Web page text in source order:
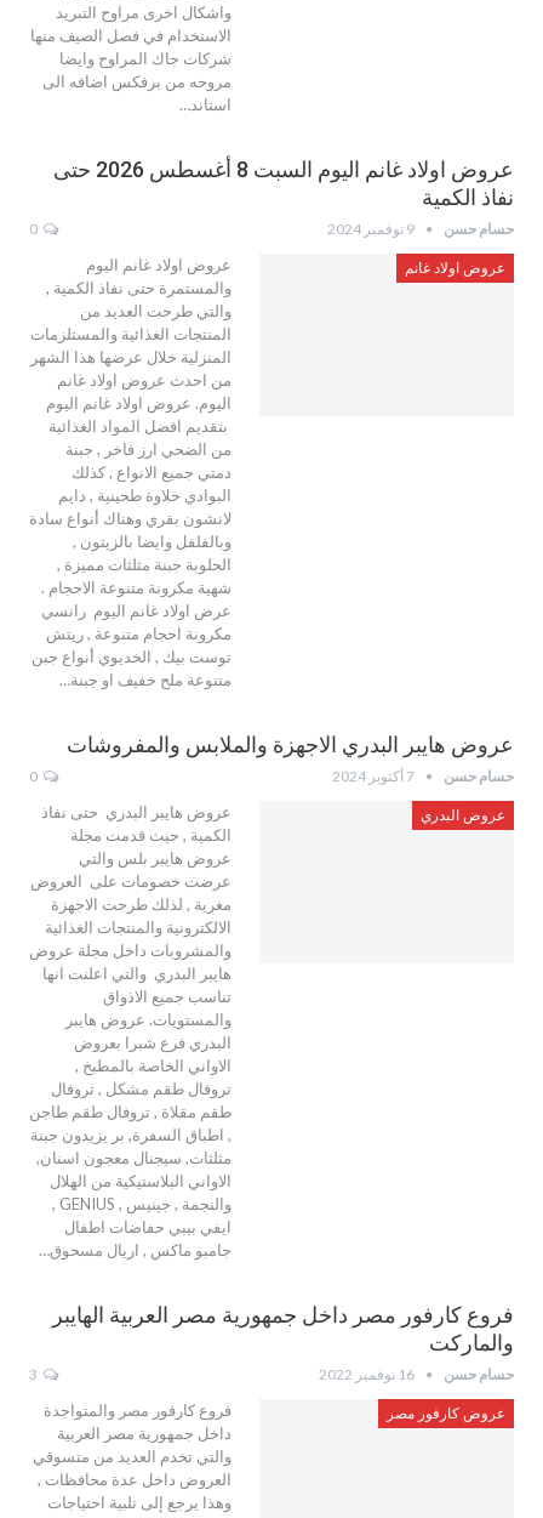
واشكال اخرى مراوح التبريد
الاستخدام في فصل الصيف منها
شركات جاك المراوح وايضا
مروحه من برفكس اضافه الى
استاند…
عروض اولاد غانم اليوم السبت 8 أغسطس 2026 حتى
نفاذ الكمية
حسام حسن 9 نوفمبر 2024
عروض اولاد غانم
عروض اولاد غانم اليوم
والمستمرة حتى نفاذ الكمية ,
والتي طرحت العديد من
المنتجات الغذائية والمستلزمات
المنزلية خلال عرضها هذا الشهر
من احدث عروض اولاد غانم
اليوم. عروض اولاد غانم اليوم
بتقديم افضل المواد الغذائية
من الضحي ارز فاخر , جبنة
دمتي جميع الانواع , كذلك
البوادي حلاوة طحينية , دايم
لانشون بقري وهناك أنواع سادة
وبالفلفل وايضا بالزيتون ,
الحلوبة جبنة مثلثات مميزة ,
شهية مكرونة متنوعة الاحجام .
عرض اولاد غانم اليوم رانسي
مكرونة احجام متنوعة , ريتش
توست بيك , الخديوي أنواع جبن
متنوعة ملح خفيف او جبنة…
عروض هايبر البدري الاجهزة والملابس والمفروشات
حسام حسن 7 أكتوبر 2024
عروض البدري
عروض هايبر البدري حتى نفاذ
الكمية , حيث قدمت مجلة
عروض هايبر بلس والتي
عرضت خصومات على العروض
مغرية , لذلك طرحت الاجهزة
الالكترونية والمنتجات الغذائية
والمشروبات داخل مجلة عروض
هايبر البدري والتي اعلنت انها
تناسب جميع الاذواق
والمستويات. عروض هايبر
البدري فرع شبرا بعروض
الاواني الخاصة بالمطبخ ,
تروفال طقم مشكل , تروفال
طقم مقلاة , تروفال طقم طاجن
, اطباق السفرة, بر يزيدون جبنة
مثلثات, سيجنال معجون اسنان,
الاواني البلاستيكية من الهلال
والنجمة , جينيس , GENIUS ,
ايفي بيبي حفاضات اطفال
جامبو ماكس , اريال مسحوق…
فروع كارفور مصر داخل جمهورية مصر العربية الهايبر
والماركت
حسام حسن 16 نوفمبر 2022
عروض كارفور مصر
فروع كارفور مصر والمتواجدة
داخل جمهورية مصر العربية
والتي تخدم العديد من متسوقي
العروض داخل عدة محافظات ,
وهذا يرجع إلى تلبية احتياجات